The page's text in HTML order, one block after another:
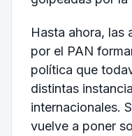
Hasta ahora, las
por el PAN
política que
distintas
internacionales.
vuelve a poner